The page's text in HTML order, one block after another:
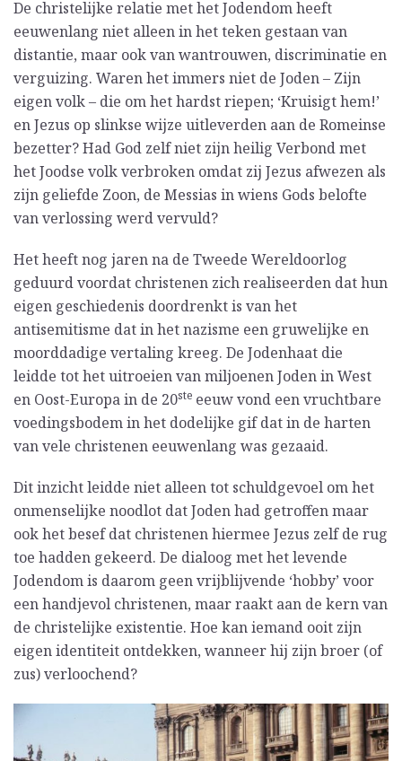
De christelijke relatie met het Jodendom heeft
eeuwenlang niet alleen in het teken gestaan van
distantie, maar ook van wantrouwen, discriminatie en
verguizing. Waren het immers niet de Joden – Zijn
eigen volk – die om het hardst riepen; ‘Kruisigt hem!’
en Jezus op slinkse wijze uitleverden aan de Romeinse
bezetter? Had God zelf niet zijn heilig Verbond met
het Joodse volk verbroken omdat zij Jezus afwezen als
zijn geliefde Zoon, de Messias in wiens Gods belofte
van verlossing werd vervuld?
Het heeft nog jaren na de Tweede Wereldoorlog
geduurd voordat christenen zich realiseerden dat hun
eigen geschiedenis doordrenkt is van het
antisemitisme dat in het nazisme een gruwelijke en
moorddadige vertaling kreeg. De Jodenhaat die
leidde tot het uitroeien van miljoenen Joden in West
en Oost-Europa in de 20ste eeuw vond een vruchtbare
voedingsbodem in het dodelijke gif dat in de harten
van vele christenen eeuwenlang was gezaaid.
Dit inzicht leidde niet alleen tot schuldgevoel om het
onmenselijke noodlot dat Joden had getroffen maar
ook het besef dat christenen hiermee Jezus zelf de rug
toe hadden gekeerd. De dialoog met het levende
Jodendom is daarom geen vrijblijvende ‘hobby’ voor
een handjevol christenen, maar raakt aan de kern van
de christelijke existentie. Hoe kan iemand ooit zijn
eigen identiteit ontdekken, wanneer hij zijn broer (of
zus) verloochend?